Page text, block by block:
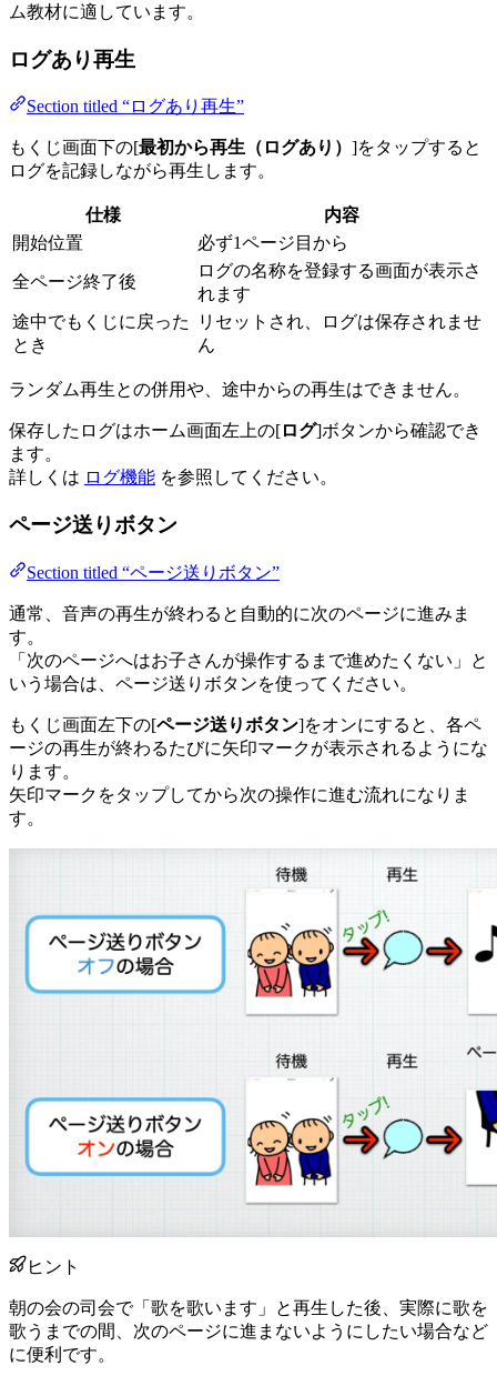
ム教材に適しています。
ログあり再生
Section titled “ログあり再生”
もくじ画面下の[最初から再生（ログあり） ]をタップすると
ログを記録しながら再生します。
仕様
内容
開始位置
必ず1ページ目から
全ページ終了後
ログの名称を登録する画面が表示さ
れます
途中でもくじに戻った
とき
リセットされ、ログは保存されませ
ん
ランダム再生との併用や、途中からの再生はできません。
保存したログはホーム画面左上の[ログ]ボタンから確認でき
ます。
詳しくは ログ機能 を参照してください。
ページ送りボタン
Section titled “ページ送りボタン”
通常、音声の再生が終わると自動的に次のページに進みま
す。
「次のページへはお子さんが操作するまで進めたくない」と
いう場合は、ページ送りボタンを使ってください。
もくじ画面左下の[ページ送りボタン]をオンにすると、各ペ
ージの再生が終わるたびに矢印マークが表示されるようにな
ります。
矢印マークをタップしてから次の操作に進む流れになりま
す。
ヒント
朝の会の司会で「歌を歌います」と再生した後、実際に歌を
歌うまでの間、次のページに進まないようにしたい場合など
に便利です。